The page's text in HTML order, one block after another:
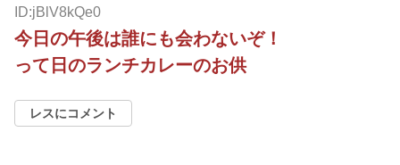
ID:jBlV8kQe0
今日の午後は誰にも会わないぞ！
って日のランチカレーのお供
レスにコメント